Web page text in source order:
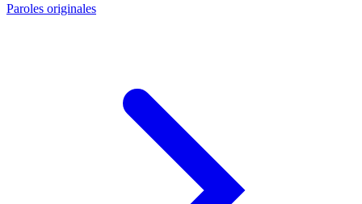
Paroles originales